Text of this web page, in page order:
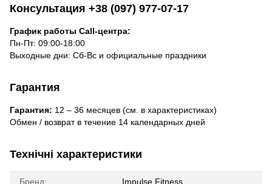
Консультация +38 (097) 977-07-17
График работы Call-центра:
Пн-Пт: 09:00-18:00
Выходные дни: Сб-Вс и официальные праздники
Гарантия
Гарантия: 12 – 36 месяцев (см. в характеристиках)
Обмен / возврат в течение 14 календарных дней
Технічні характеристики
Бренд: Impulse Fitness